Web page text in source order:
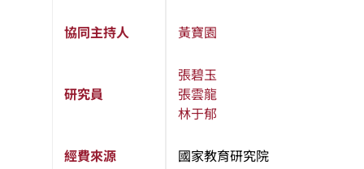
協同主持人 黃寶園
研究員
張碧玉
張雲龍
林于郁
經費來源 國家教育研究院